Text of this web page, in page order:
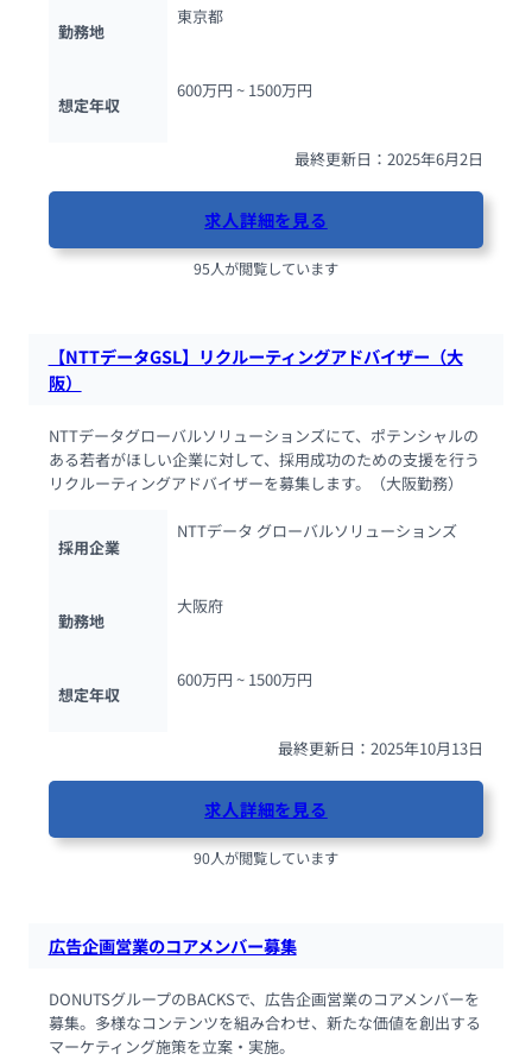
勤務地
東京都
想定年収
600万円 ~ 1500万円
最終更新日：2025年6月2日
求人詳細を見る
95人が閲覧しています
【NTTデータGSL】リクルーティングアドバイザー（大
阪）
NTTデータグローバルソリューションズにて、ポテンシャルの
ある若者がほしい企業に対して、採用成功のための支援を行う
リクルーティングアドバイザーを募集します。（大阪勤務）
採用企業
NTTデータ グローバルソリューションズ
勤務地
大阪府
想定年収
600万円 ~ 1500万円
最終更新日：2025年10月13日
求人詳細を見る
90人が閲覧しています
広告企画営業のコアメンバー募集
DONUTSグループのBACKSで、広告企画営業のコアメンバーを
募集。多様なコンテンツを組み合わせ、新たな価値を創出する
マーケティング施策を立案・実施。